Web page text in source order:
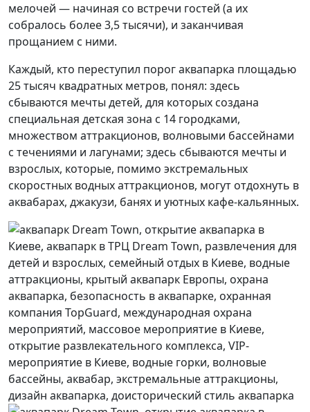
мелочей — начиная со встречи гостей (а их
собралось более 3,5 тысячи), и заканчивая
прощанием с ними.
Каждый, кто переступил порог аквапарка площадью
25 тысяч квадратных метров, понял: здесь
сбываются мечты детей, для которых создана
специальная детская зона с 14 городками,
множеством аттракционов, волновыми бассейнами
с течениями и лагунами; здесь сбываются мечты и
взрослых, которые, помимо экстремальных
скоростных водных аттракционов, могут отдохнуть в
аквабарах, джакузи, банях и уютных кафе-кальянных.